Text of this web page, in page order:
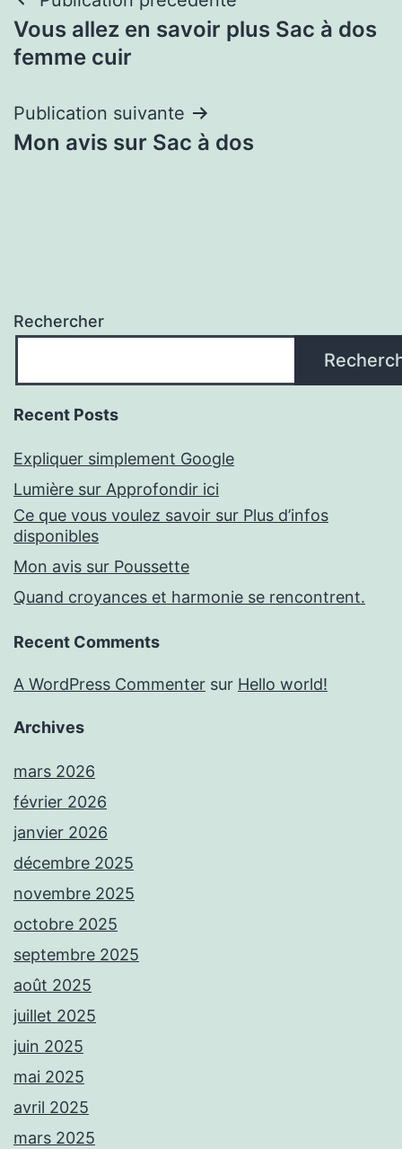
de
Vous allez en savoir plus Sac à dos
femme cuir
Publication suivante
Mon avis sur Sac à dos
Rechercher
Recent Posts
Expliquer simplement Google
Lumière sur Approfondir ici
Ce que vous voulez savoir sur Plus d’infos
disponibles
Mon avis sur Poussette
Quand croyances et harmonie se rencontrent.
Recent Comments
A WordPress Commenter sur Hello world!
Archives
mars 2026
février 2026
janvier 2026
décembre 2025
novembre 2025
octobre 2025
septembre 2025
août 2025
juillet 2025
juin 2025
mai 2025
avril 2025
mars 2025